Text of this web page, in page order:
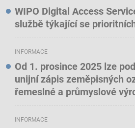
WIPO Digital Access
službě týkající se
INFORMACE
Od 1. prosince 2025 lze
unijní zápis zeměpisných
řemeslné a průmyslové
INFORMACE